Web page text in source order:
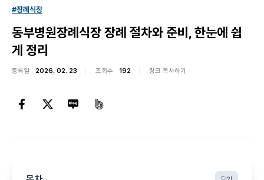
#장례식장
동부병원장례식장 장례 절차와 준비, 한눈에 쉽
게 정리
등록일 2026. 02. 23 조회수 192 링크 복사하기